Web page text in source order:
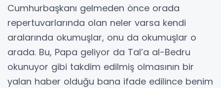
Cumhurbaşkanı gelmeden önce orada
repertuvarlarında olan neler varsa kendi
aralarında okumuşlar, onu da okumuşlar o
arada. Bu, Papa geliyor da Tal’a al-Bedru
okunuyor gibi takdim edilmiş olmasının bir
yalan haber olduğu bana ifade edilince benim